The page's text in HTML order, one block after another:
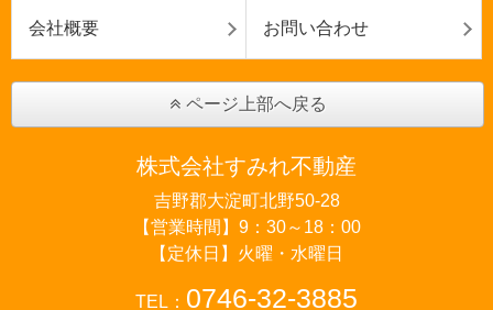
会社概要 お問い合わせ
ページ上部へ戻る
株式会社すみれ不動産
吉野郡大淀町北野50-28
【営業時間】9：30～18：00
【定休日】火曜・水曜日
TEL： 0746-32-3885